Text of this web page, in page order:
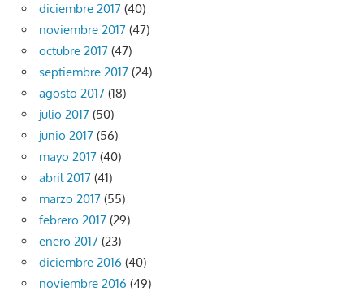
diciembre 2017 (40)
noviembre 2017 (47)
octubre 2017 (47)
septiembre 2017 (24)
agosto 2017 (18)
julio 2017 (50)
junio 2017 (56)
mayo 2017 (40)
abril 2017 (41)
marzo 2017 (55)
febrero 2017 (29)
enero 2017 (23)
diciembre 2016 (40)
noviembre 2016 (49)